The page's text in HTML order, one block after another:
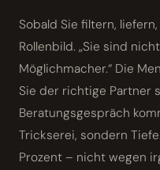
Sobald Sie filtern, liefern, erzählen, verwandelt sich Ihr
Rollenbild. „Sie sind
Möglichmacher.“ Die
Sie der richtige Partner
Beratungsgespräch
Trickserei, sondern
Prozent – nicht wegen